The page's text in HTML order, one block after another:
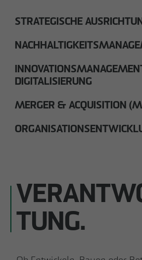
STRATEGISCHE
DIGITALISIERUNG
MERGER & ACQUISITION
TUNG.